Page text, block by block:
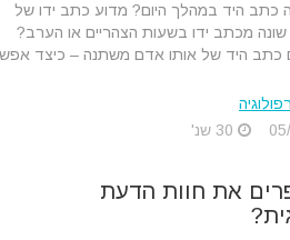
כתב היד במהלך היום? מדוע כתב ידו של
מכתב ידו בשעות הצהריים או הערב?
כתב היד של אותו אדם משתנה – כיצד
את חוות הדעת